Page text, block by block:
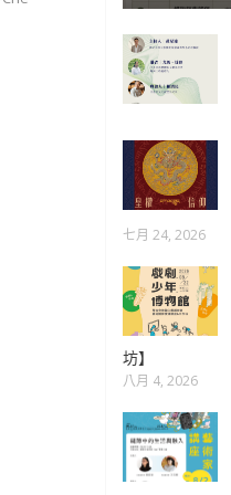
七月 24, 2026
坊】
八月 4, 2026